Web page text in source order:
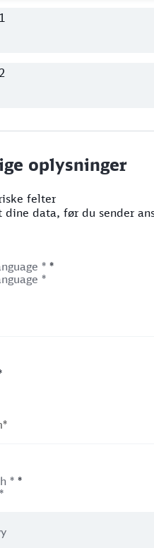
oplysninger
felter
dine data, før du sender
* *
*
* *